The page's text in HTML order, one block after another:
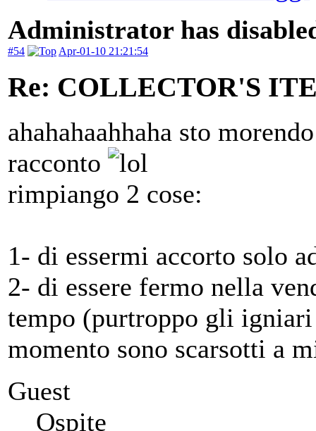
Administrator has
#54 Apr-01-10 21:21:54
Re: COLLECTOR'S
ahahahaahhaha sto
racconto
rimpiango 2 cose:
1- di essermi accorto solo
2- di essere fermo nella
tempo (purtroppo gli
momento sono scarsotti a
Guest
Ospite